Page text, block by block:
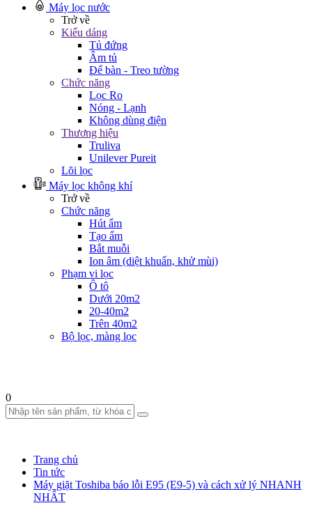
Máy lọc nước
Trở về
Kiểu dáng
Tủ đứng
Âm tủ
Để bàn - Treo tường
Chức năng
Lọc Ro
Nóng - Lạnh
Không dùng điện
Thương hiệu
Truliva
Unilever Pureit
Lõi lọc
Máy lọc không khí
Trở về
Chức năng
Hút ẩm
Tạo ẩm
Bắt muỗi
Ion âm (diệt khuẩn, khử mùi)
Phạm vi lọc
Ô tô
Dưới 20m2
20-40m2
Trên 40m2
Bộ lọc, màng lọc
0
Trang chủ
Tin tức
Máy giặt Toshiba báo lỗi E95 (E9-5) và cách xử lý NHANH
NHẤT